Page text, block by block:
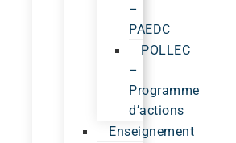
–
PAEDC
POLLEC
–
Programme
d’actions
Enseignement